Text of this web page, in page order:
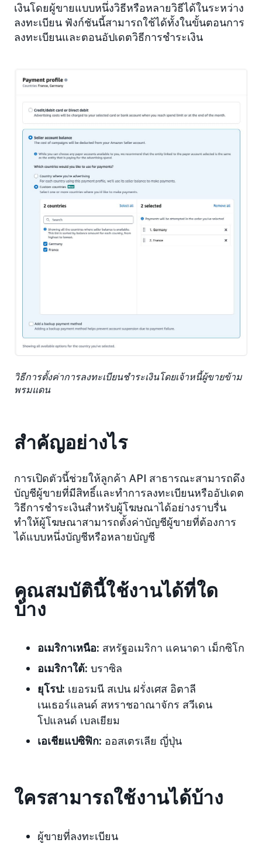
เงินโดยผู้ขายแบบหนึ่งวิธีหรือหลายวิธีได้ในระหว่าง
ลงทะเบียน ฟังก์ชันนี้สามารถใช้ได้ทั้งในขั้นตอนการ
ลงทะเบียนและตอนอัปเดตวิธีการชำระเงิน
วิธีการตั้งค่าการลงทะเบียนชำระเงินโดยเจ้าหนี้ผู้ขายข้าม
พรมแดน
สำคัญอย่างไร
การเปิดตัวนี้ช่วยให้ลูกค้า API สาธารณะสามารถดึง
บัญชีผู้ขายที่มีสิทธิ์และทำการลงทะเบียนหรืออัปเดต
วิธีการชำระเงินสำหรับผู้โฆษณาได้อย่างราบรื่น
ทำให้ผู้โฆษณาสามารถตั้งค่าบัญชีผู้ขายที่ต้องการ
ได้แบบหนึ่งบัญชีหรือหลายบัญชี
คุณสมบัตินี้ใช้งานได้ที่ใด
บ้าง
อเมริกาเหนือ: สหรัฐอเมริกา แคนาดา เม็กซิโก
อเมริกาใต้: บราซิล
ยุโรป: เยอรมนี สเปน ฝรั่งเศส อิตาลี
เนเธอร์แลนด์ สหราชอาณาจักร สวีเดน
โปแลนด์ เบลเยียม
เอเชียแปซิฟิก: ออสเตรเลีย ญี่ปุ่น
ใครสามารถใช้งานได้บ้าง
ผู้ขายที่ลงทะเบียน